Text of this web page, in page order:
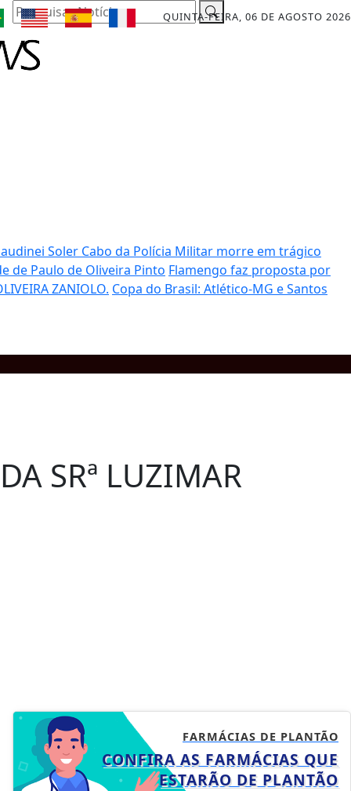
QUINTA-FEIRA, 06 DE AGOSTO 2026
Pesquisar Notícia
Soler Cabo da Polícia Militar morre em trágico
de Paulo de Oliveira Pinto Flamengo faz proposta por
ZANIOLO. Copa do Brasil: Atlético-MG e Santos
SRª LUZIMAR
FARMÁCIAS DE PLANTÃO
CONFIRA AS FARMÁCIAS QUE
ESTARÃO DE PLANTÃO